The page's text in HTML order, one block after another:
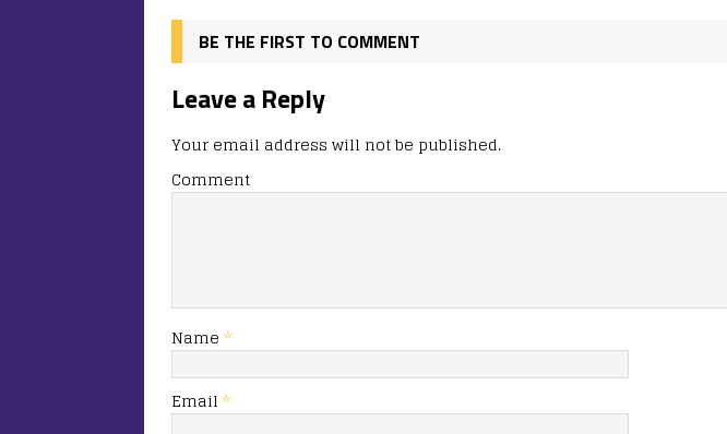
k
BE THE FIRST TO COMMENT
Leave a Reply
Your email address will not be published.
Comment
Name *
Email *